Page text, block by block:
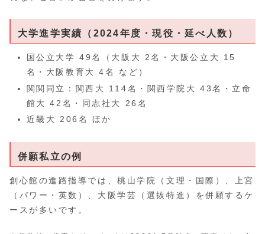
大学進学実績（2024年度・現役・延べ人数）
国公立大学 49名（大阪大 2名・大阪公立大 15
名・大阪教育大 4名 など）
関関同立：関西大 114名・関西学院大 43名・立命
館大 42名・同志社大 26名
近畿大 206名 ほか
併願私立の例
創心館の進路指導では、桃山学院（文理・国際）、上宮
（パワー・英数）、大阪学芸（選抜特進）を併願するケ
ースが多いです。